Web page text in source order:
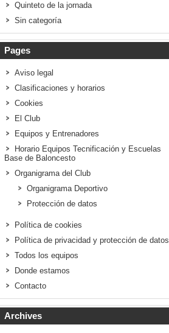
Quinteto de la jornada
Sin categoría
Pages
Aviso legal
Clasificaciones y horarios
Cookies
El Club
Equipos y Entrenadores
Horario Equipos Tecnificación y Escuelas
Base de Baloncesto
Organigrama del Club
Organigrama Deportivo
Protección de datos
Política de cookies
Política de privacidad y protección de datos
Todos los equipos
Donde estamos
Contacto
Archives